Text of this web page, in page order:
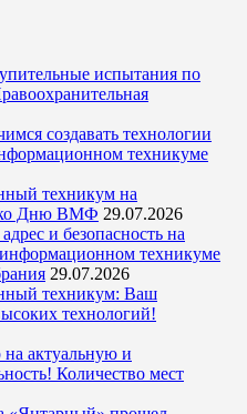
испытания по
создавать технологии
техникуме
техникум на
ко Дню ВМФ 29.07.2026
и безопасность на
техникуме
29.07.2026
техникум: Ваш
технологий!
актуальную и
Количество мест